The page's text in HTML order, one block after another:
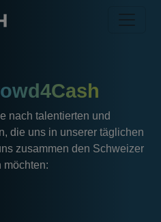
nach talentierten und
die uns in unserer täglichen
zusammen den Schweizer
möchten: